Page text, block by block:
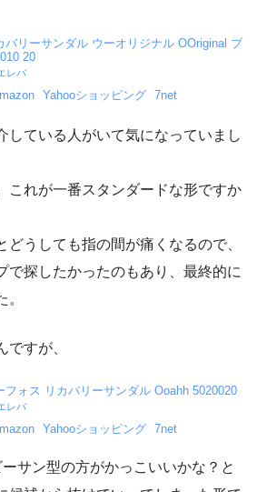
バリーサンダル ウーオリジナル OOriginal ブ
20
レバ
Yahooショッピング 7net
している人がいて気になっていまし
これが一番スタンダードな形ですか
どうしても指の間が痛くなるので、
で探したかったのもあり、最終的に
ですが、
フォス リカバリーサンダル Ooahh 5020020
レバ
Yahooショッピング 7net
サン型の方がかっこいいかな？と